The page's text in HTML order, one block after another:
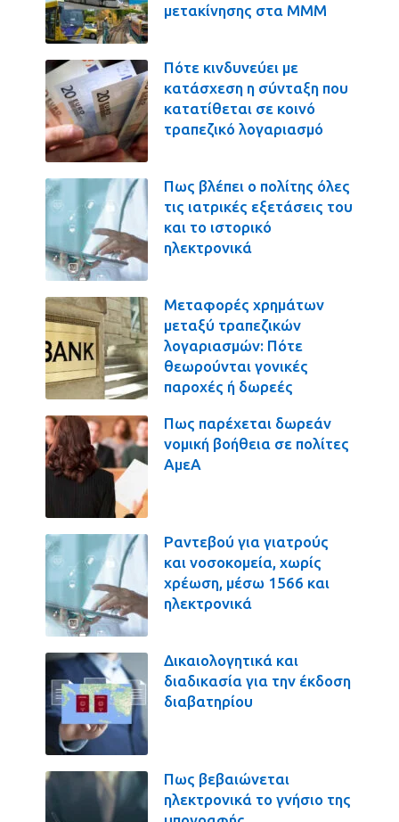
μετακίνησης στα ΜΜΜ
Πότε κινδυνεύει με
κατάσχεση η σύνταξη που
κατατίθεται σε κοινό
τραπεζικό λογαριασμό
Πως βλέπει ο πολίτης όλες
τις ιατρικές εξετάσεις του
και το ιστορικό
ηλεκτρονικά
Μεταφορές χρημάτων
μεταξύ τραπεζικών
λογαριασμών: Πότε
θεωρούνται γονικές
παροχές ή δωρεές
Πως παρέχεται δωρεάν
νομική βοήθεια σε πολίτες
ΑμεΑ
Ραντεβού για γιατρούς
και νοσοκομεία, χωρίς
χρέωση, μέσω 1566 και
ηλεκτρονικά
Δικαιολογητικά και
διαδικασία για την έκδοση
διαβατηρίου
Πως βεβαιώνεται
ηλεκτρονικά το γνήσιο της